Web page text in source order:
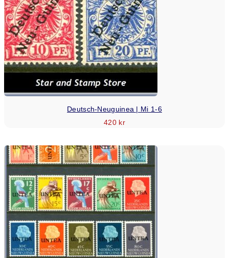
Deutsch-Neuguinea | Mi 1-6
420 kr